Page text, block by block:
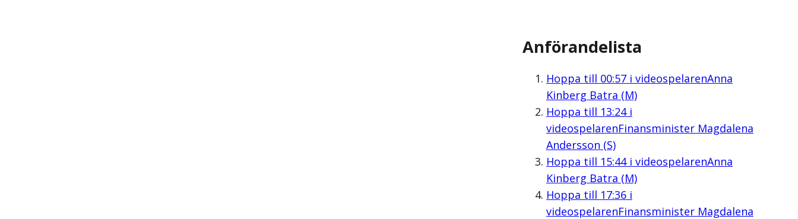
Anförandelista
Hoppa till 00:57i videospelarenAnna
Kinberg Batra (M)
Hoppa till 13:24i
videospelarenFinansminister Magdalena
Andersson (S)
Hoppa till 15:44i videospelarenAnna
Kinberg Batra (M)
Hoppa till 17:36i
videospelarenFinansminister Magdalena